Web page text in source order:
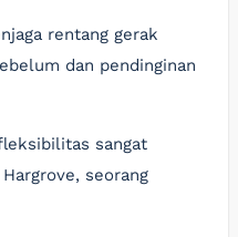
rentang gerak
dan pendinginan
sangat
seorang